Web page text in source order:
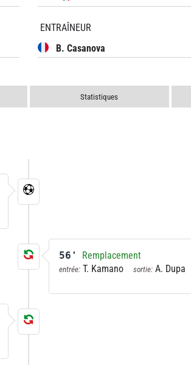
ENTRAÎNEUR
B. Casanova
Statistiques
56' Remplacement
entrée: T. Kamano sortie: A. Dupa